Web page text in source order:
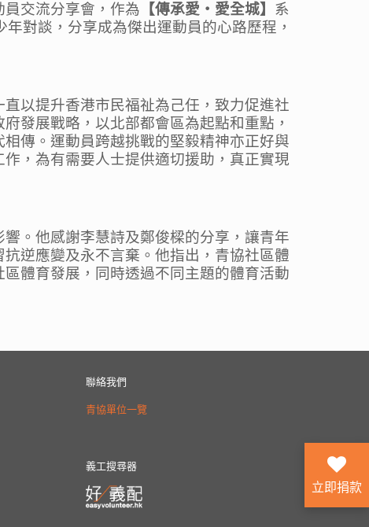
交流分享會， 作為 【傳承愛 ‧ 愛全城】 系
年對談，分享成為傑出運動員的心路歷程，
直以提升香港市民福祉為己任， 致力促進社
府發展戰略， 以北部都會區為起點和重點，
傳。 運動員跨越挑戰的堅毅精神亦正好與
作 ， 為有需要人士提供適切援助，真正實現
。 他感謝李慧詩及鄭俊樑的分享， 讓青年
逆應變及永不言棄。 他指出，青協社區體
區體育發展，同時透過不同主題的體育活動
聯絡我們
青協單位一覽
義工搜尋器
立即捐款